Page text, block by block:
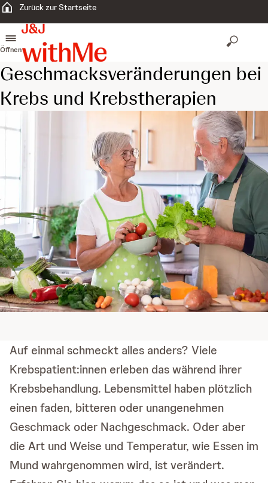
Zurück zur Startseite
Öffnen
Geschmacksveränderungen bei
Krebs und Krebstherapien
Auf einmal schmeckt alles anders? Viele
Krebspatient:innen erleben das während ihrer
Krebsbehandlung. Lebensmittel haben plötzlich
einen faden, bitteren oder unangenehmen
Geschmack oder Nachgeschmack. Oder aber
die Art und Weise und Temperatur, wie Essen im
Mund wahrgenommen wird, ist verändert.